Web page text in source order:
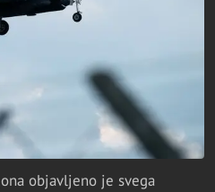
objavljeno je svega